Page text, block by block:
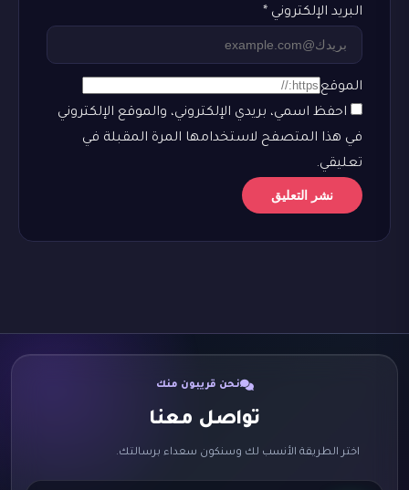
البريد الإلكتروني *
الموقع
احفظ اسمي، بريدي الإلكتروني، والموقع الإلكتروني
في هذا المتصفح لاستخدامها المرة المقبلة في
تعليقي.
نحن قريبون منك
تواصل معنا
اختر الطريقة الأنسب لك وسنكون سعداء برسالتك.